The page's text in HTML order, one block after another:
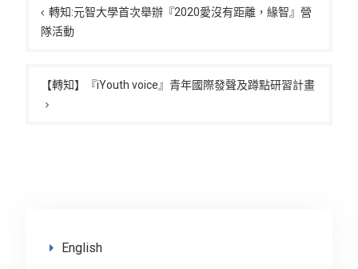
章
導
轉知:元智大學首次舉辦『2020愛沒有距離，緣智』營
隊活動
【轉知】『iYouth voice』青年國際發聲及蹲點研習計畫
English